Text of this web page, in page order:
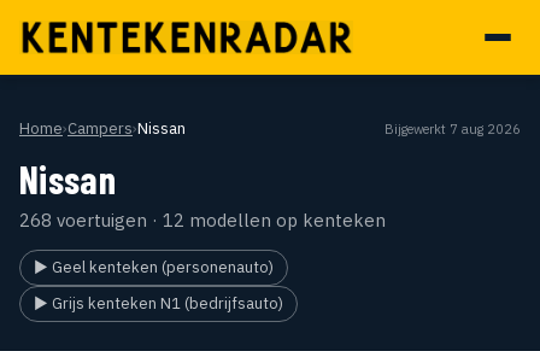
Home›Campers›Nissan Bijgewerkt 7 aug 2026
Nissan
268 voertuigen · 12 modellen op kenteken
▶ Geel kenteken (personenauto)
▶ Grijs kenteken N1 (bedrijfsauto)